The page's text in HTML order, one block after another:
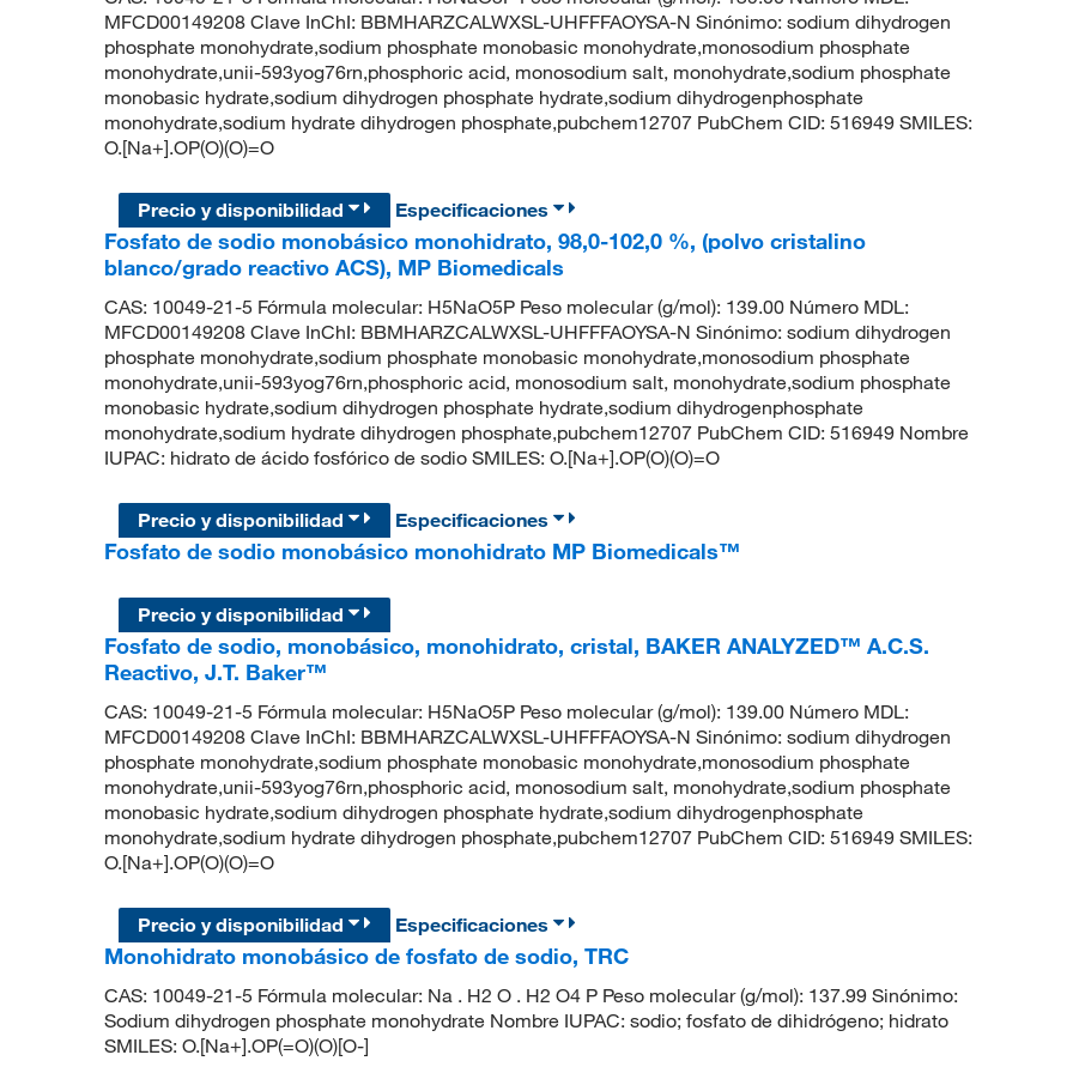
MFCD00149208 Clave InChI: BBMHARZCALWXSL-UHFFFAOYSA-N Sinónimo: sodium dihydrogen
phosphate monohydrate,sodium phosphate monobasic monohydrate,monosodium phosphate
monohydrate,unii-593yog76rn,phosphoric acid, monosodium salt, monohydrate,sodium phosphate
monobasic hydrate,sodium dihydrogen phosphate hydrate,sodium dihydrogenphosphate
monohydrate,sodium hydrate dihydrogen phosphate,pubchem12707 PubChem CID: 516949 SMILES:
O.[Na+].OP(O)(O)=O
Precio y disponibilidad Especificaciones
Fosfato de sodio monobásico monohidrato, 98,0-102,0 %, (polvo cristalino
blanco/grado reactivo ACS), MP Biomedicals
CAS: 10049-21-5 Fórmula molecular: H5NaO5P Peso molecular (g/mol): 139.00 Número MDL:
MFCD00149208 Clave InChI: BBMHARZCALWXSL-UHFFFAOYSA-N Sinónimo: sodium dihydrogen
phosphate monohydrate,sodium phosphate monobasic monohydrate,monosodium phosphate
monohydrate,unii-593yog76rn,phosphoric acid, monosodium salt, monohydrate,sodium phosphate
monobasic hydrate,sodium dihydrogen phosphate hydrate,sodium dihydrogenphosphate
monohydrate,sodium hydrate dihydrogen phosphate,pubchem12707 PubChem CID: 516949 Nombre
IUPAC: hidrato de ácido fosfórico de sodio SMILES: O.[Na+].OP(O)(O)=O
Precio y disponibilidad Especificaciones
Fosfato de sodio monobásico monohidrato MP Biomedicals™
Precio y disponibilidad
Fosfato de sodio, monobásico, monohidrato, cristal, BAKER ANALYZED™ A.C.S.
Reactivo, J.T. Baker™
CAS: 10049-21-5 Fórmula molecular: H5NaO5P Peso molecular (g/mol): 139.00 Número MDL:
MFCD00149208 Clave InChI: BBMHARZCALWXSL-UHFFFAOYSA-N Sinónimo: sodium dihydrogen
phosphate monohydrate,sodium phosphate monobasic monohydrate,monosodium phosphate
monohydrate,unii-593yog76rn,phosphoric acid, monosodium salt, monohydrate,sodium phosphate
monobasic hydrate,sodium dihydrogen phosphate hydrate,sodium dihydrogenphosphate
monohydrate,sodium hydrate dihydrogen phosphate,pubchem12707 PubChem CID: 516949 SMILES:
O.[Na+].OP(O)(O)=O
Precio y disponibilidad Especificaciones
Monohidrato monobásico de fosfato de sodio, TRC
CAS: 10049-21-5 Fórmula molecular: Na . H2 O . H2 O4 P Peso molecular (g/mol): 137.99 Sinónimo:
Sodium dihydrogen phosphate monohydrate Nombre IUPAC: sodio; fosfato de dihidrógeno; hidrato
SMILES: O.[Na+].OP(=O)(O)[O-]